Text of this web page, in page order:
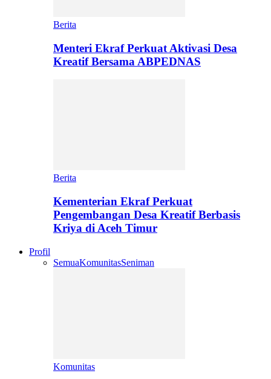
Berita
Menteri Ekraf Perkuat Aktivasi Desa
Kreatif Bersama ABPEDNAS
Berita
Kementerian Ekraf Perkuat
Pengembangan Desa Kreatif Berbasis
Kriya di Aceh Timur
Profil
SemuaKomunitasSeniman
Komunitas